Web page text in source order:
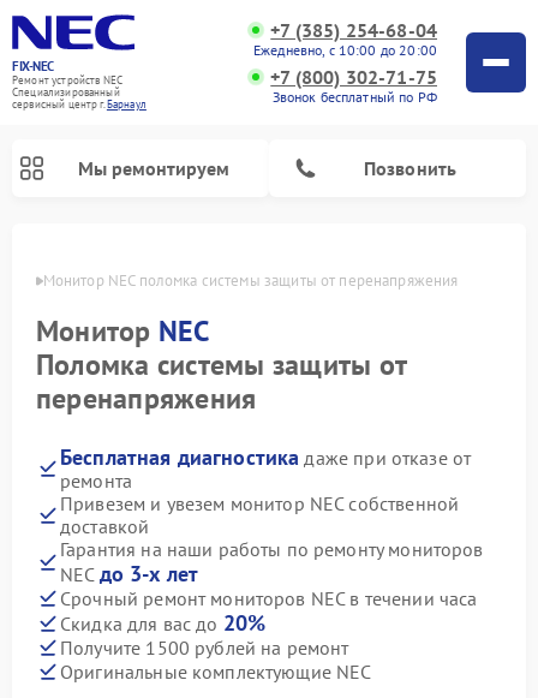
FIX-NEC
Ремонт устройств NEC
Специализированный
cервисный центр г.Барнаул
+7 (385) 254-68-04
Ежедневно, с 10:00 до 20:00
+7 (800) 302-71-75
Звонок бесплатный по РФ
Мы ремонтируем Позвонить
Монитор NEC поломка системы защиты от перенапряжения
Монитор NEC
Поломка системы защиты от
перенапряжения
Бесплатная диагностика даже при отказе от
ремонта
Привезем и увезем монитор NEC собственной
доставкой
Гарантия на наши работы по ремонту мониторов
NEC до 3-х лет
Срочный ремонт мониторов NEC в течении часа
Скидка для вас до 20%
Получите 1500 рублей на ремонт
Оригинальные комплектующие NEC